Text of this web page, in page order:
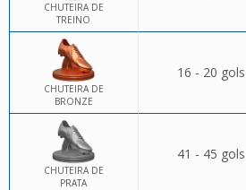
CHUTEIRA DE
TREINO
CHUTEIRA DE
BRONZE
16 - 20 gols
CHUTEIRA DE
PRATA
41 - 45 gols